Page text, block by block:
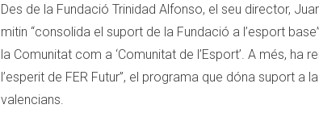
Des de la Fundació Trinidad Alfonso, el seu director,
mitin “consolida el suport de la Fundació a l’esport
la Comunitat com a ‘Comunitat de l’Esport’. A més, ha
l’esperit de FER Futur”, el programa que dóna suport
valencians.